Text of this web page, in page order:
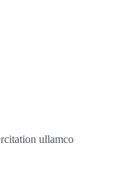
ullamco